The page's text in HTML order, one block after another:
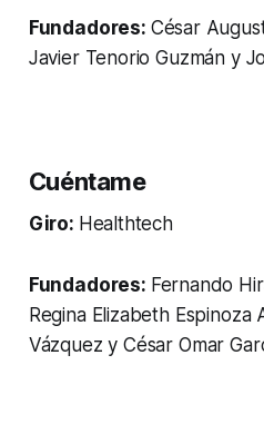
Fundadores: César
Javier Tenorio Guzmán y
Cuéntame
Giro: Healthtech
Fundadores: Fernando
Regina Elizabeth Espinoza
Vázquez y César Omar